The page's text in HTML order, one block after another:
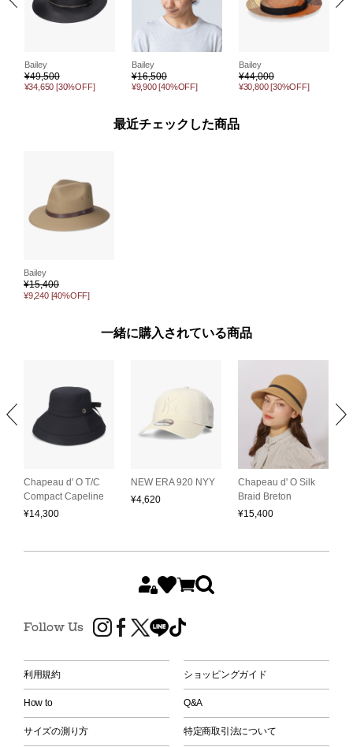
Bailey
¥49,500
¥34,650 [30%OFF]
Bailey
¥16,500
¥9,900 [40%OFF]
Bailey
¥44,000
¥30,800 [30%OFF]
最近チェックした商品
Bailey
¥15,400
¥9,240 [40%OFF]
一緒に購入されている商品
Chapeau d' O T/C
Compact Capeline
¥14,300
NEW ERA 920 NYY
¥4,620
Chapeau d' O Silk
Braid Breton
¥15,400
Follow Us
利用規約 ショッピングガイド
How to Q&A
サイズの測り方 特定商取引法について